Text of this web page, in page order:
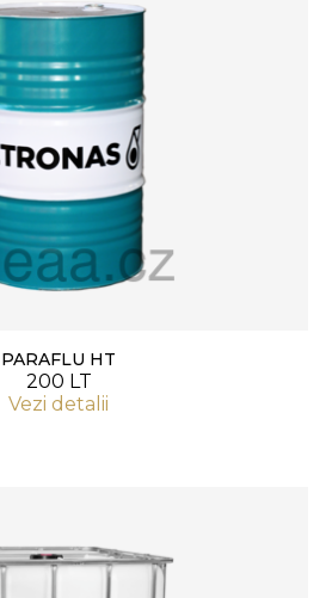
PARAFLU HT
200 LT
Vezi detalii